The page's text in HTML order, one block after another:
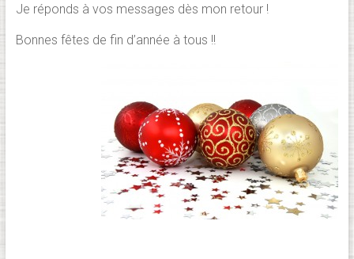
Je réponds à vos messages dès mon retour !
Bonnes fêtes de fin d’année à tous !!